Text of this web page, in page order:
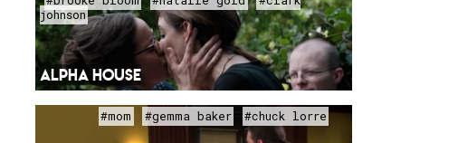
johnson
ALPHA HOUSE
#mom #gemma baker #chuck lorre